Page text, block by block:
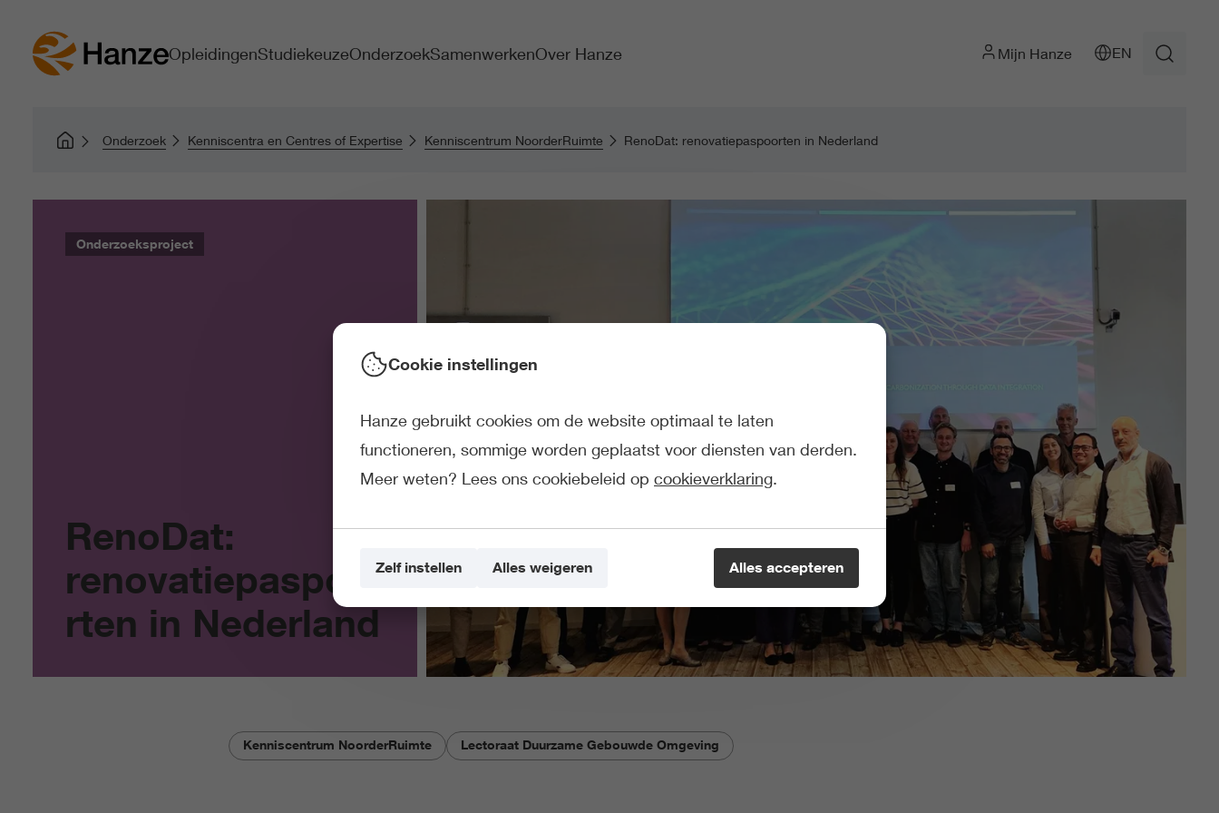
OpleidingenStudiekeuzeOnderzoekSamenwerkenOver Hanze Mijn Hanze EN
Onderzoek Kenniscentra en Centres of Expertise Kenniscentrum NoorderRuimte RenoDat: renovatiepaspoorten in Nederland
RenoDat:
renovatiepaspoo
rten in Nederland
Onderzoeksproject
Kenniscentrum NoorderRuimte Lectoraat Duurzame Gebouwde Omgeving
Cookie instellingen
Hanze gebruikt cookies om de website optimaal te laten
functioneren, sommige worden geplaatst voor diensten van derden.
Meer weten? Lees ons cookiebeleid op cookieverklaring.
Alles accepteren
Zelf instellen Alles weigeren